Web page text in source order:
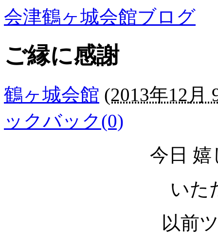
会津鶴ヶ城会館ブログ
ご縁に感謝
鶴ヶ城会館 (2013年12月
ックバック(0)
今日
いた
以前